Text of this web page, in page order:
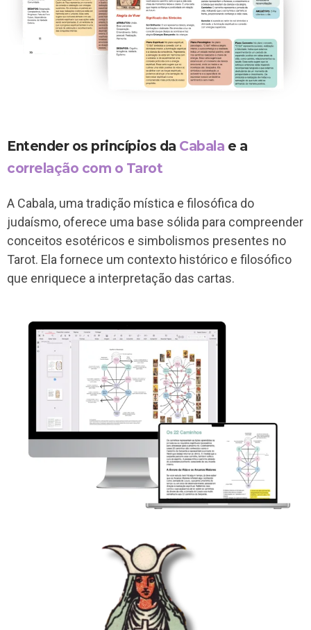
Entender os princípios da Cabala e a
correlação com o Tarot
A Cabala, uma tradição mística e filosófica do
judaísmo, oferece uma base sólida para compreender
conceitos esotéricos e simbolismos presentes no
Tarot. Ela fornece um contexto histórico e filosófico
que enriquece a interpretação das cartas.